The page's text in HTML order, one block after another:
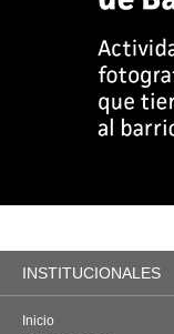
INSTITUCIONALES
Inicio